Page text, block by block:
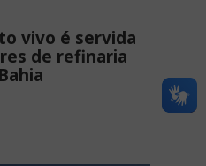
vivo é servida
de refinaria